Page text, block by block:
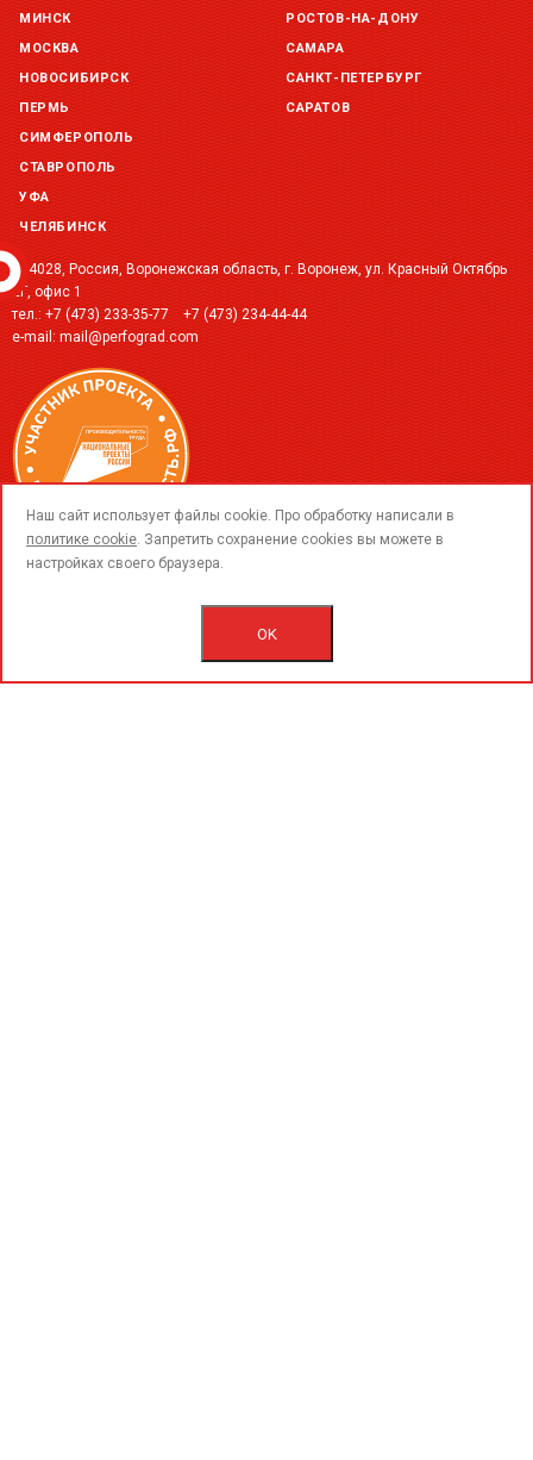
Склад Краснодар (г. Краснодар, ул. Троицкая, 137 )
остаток:под заказ
Склад Уфа (г. Уфа, ул. Центральная, д. 19Б )
остаток:под заказ
МИНСК
МОСКВА
НОВОСИБИРСК
ПЕРМЬ
РОСТОВ-НА-ДОНУ
САМАРА
САНКТ-ПЕТЕРБУРГ
САРАТОВ
СИМФЕРОПОЛЬ
СТАВРОПОЛЬ
УФА
ЧЕЛЯБИНСК
394028, Россия, Воронежская область, г. Воронеж, ул. Красный Октябрь
2Г, офис 1
тел.:+7 (473) 233-35-77
+7 (473) 234-44-44
e-mail:mail@perfograd.com
call
Наш сайт использует файлы cookie. Про обработку написали в
политике cookie. Запретить сохранение cookies вы можете в
настройках своего браузера.
OK